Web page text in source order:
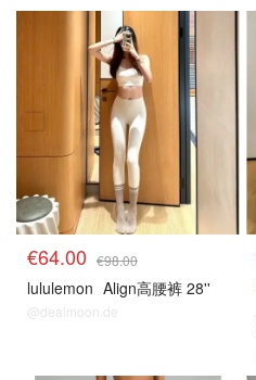
€64.00 €98.00
lululemon Align高腰裤 28''
@dealmoon.de